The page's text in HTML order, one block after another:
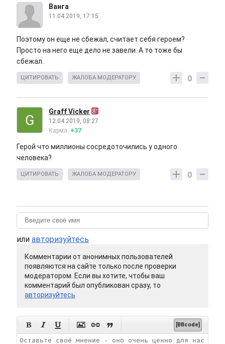
Ванга
11.04.2019, 17:15
Поэтому он еще не сбежал, считает себя героем?
Просто на него еще дело не завели. А то тоже бы
сбежал.
0
ЦИТИРОВАТЬ ЖАЛОБА МОДЕРАТОРУ
Graff Vicker
12.04.2019, 08:27
Карма: +37
Герой что миллионы сосредоточились у одного
человека?
0
ЦИТИРОВАТЬ ЖАЛОБА МОДЕРАТОРУ
или авторизуйтесь
Комментарии от анонимных пользователей
появляются на сайте только после проверки
модератором. Если вы хотите, чтобы ваш
комментарий был опубликован сразу, то
авторизуйтесь
      [BBcode]